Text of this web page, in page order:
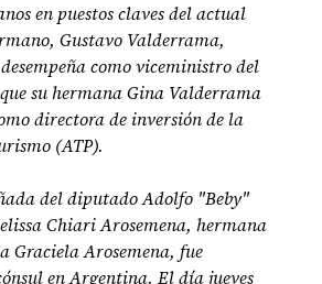
en puestos claves del actual
Gustavo Valderrama,
como viceministro del
su hermana Gina Valderrama
directora de inversión de la
(ATP).
del diputado Adolfo "Beby"
Chiari Arosemena, hermana
Graciela Arosemena, fue
en Argentina. El día jueves